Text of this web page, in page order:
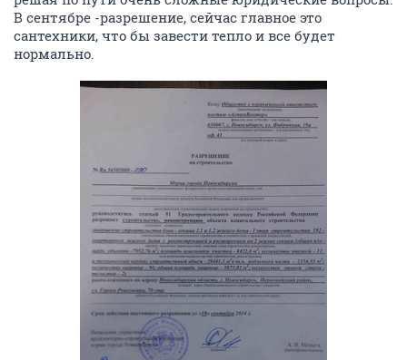
В сентябре -разрешение, сейчас главное это
сантехники, что бы завести тепло и все будет
нормально.